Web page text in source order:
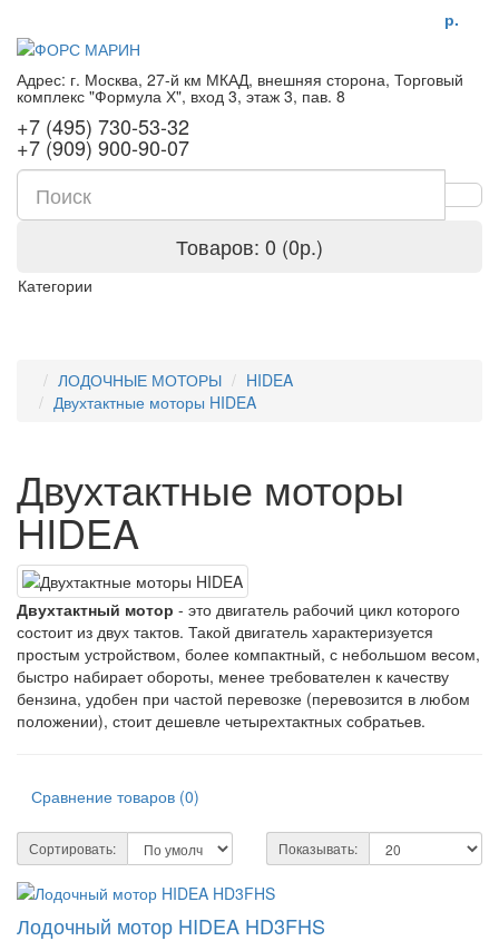
р.
Адрес: г. Москва, 27-й км МКАД, внешняя сторона, Торговый
комплекс "Формула Х", вход 3, этаж 3, пав. 8
+7 (495) 730-53-32
+7 (909) 900-90-07
Товаров: 0 (0р.)
Категории
ЛОДОЧНЫЕ МОТОРЫ
HIDEA
Двухтактные моторы HIDEA
Двухтактные моторы
HIDEA
Двухтактный мотор - это двигатель рабочий цикл которого
состоит из двух тактов. Такой двигатель характеризуется
простым устройством, более компактный, с небольшом весом,
быстро набирает обороты, менее требователен к качеству
бензина, удобен при частой перевозке (перевозится в любом
положении), стоит дешевле четырехтактных собратьев.
Сравнение товаров (0)
Сортировать: Показывать:
Лодочный мотор HIDEA HD3FHS